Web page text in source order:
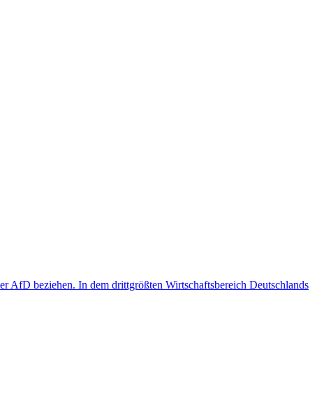
AfD beziehen. In dem drittgrößten Wirtschaftsbereich Deutschlands